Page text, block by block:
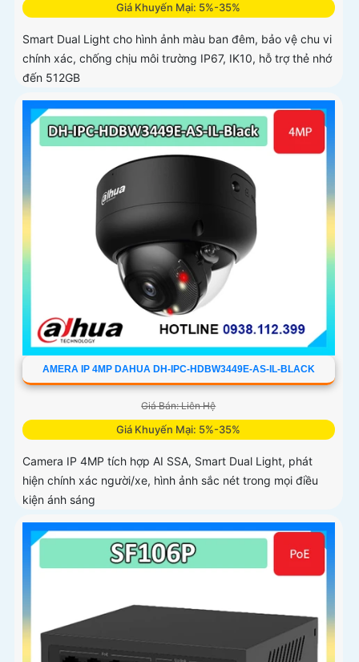
Giá Khuyến Mại: 5%-35%
Smart Dual Light cho hình ảnh màu ban đêm, bảo vệ chu vi
chính xác, chống chịu môi trường IP67, IK10, hỗ trợ thẻ nhớ
đến 512GB
AMERA IP 4MP DAHUA DH-IPC-HDBW3449E-AS-IL-BLACK
Giá Bán: Liên Hệ
Giá Khuyến Mại: 5%-35%
Camera IP 4MP tích hợp AI SSA, Smart Dual Light, phát
hiện chính xác người/xe, hình ảnh sắc nét trong mọi điều
kiện ánh sáng